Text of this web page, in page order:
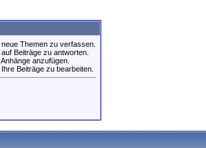
, neue Themen zu verfassen.
, auf Beiträge zu antworten.
, Anhänge anzufügen.
, Ihre Beiträge zu bearbeiten.